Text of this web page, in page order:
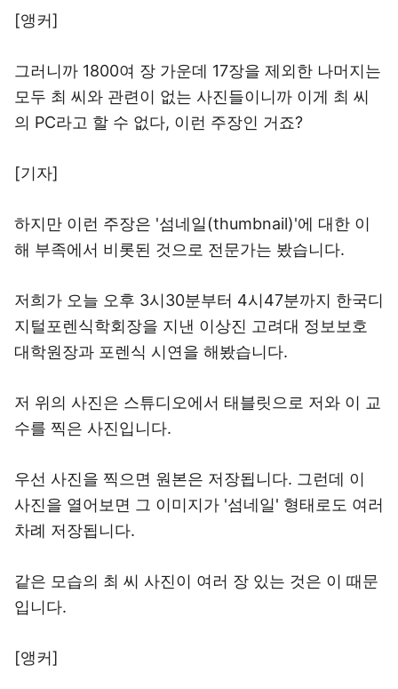
[앵커]
그러니까 1800여 장 가운데 17장을 제외한 나머지는
모두 최 씨와 관련이 없는 사진들이니까 이게 최 씨
의 PC라고 할 수 없다, 이런 주장인 거죠?
[기자]
하지만 이런 주장은 '섬네일(thumbnail)'에 대한 이
해 부족에서 비롯된 것으로 전문가는 봤습니다.
저희가 오늘 오후 3시30분부터 4시47분까지 한국디
지털포렌식학회장을 지낸 이상진 고려대 정보보호
대학원장과 포렌식 시연을 해봤습니다.
저 위의 사진은 스튜디오에서 태블릿으로 저와 이 교
수를 찍은 사진입니다.
우선 사진을 찍으면 원본은 저장됩니다. 그런데 이
사진을 열어보면 그 이미지가 '섬네일' 형태로도 여러
차례 저장됩니다.
같은 모습의 최 씨 사진이 여러 장 있는 것은 이 때문
입니다.
[앵커]